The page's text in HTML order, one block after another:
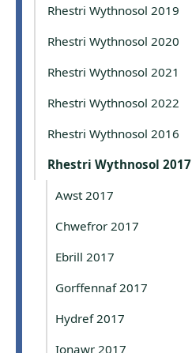
Rhestri Wythnosol 2019
Rhestri Wythnosol 2020
Rhestri Wythnosol 2021
Rhestri Wythnosol 2022
Rhestri Wythnosol 2016
Rhestri Wythnosol 2017
Awst 2017
Chwefror 2017
Ebrill 2017
Gorffennaf 2017
Hydref 2017
Ionawr 2017